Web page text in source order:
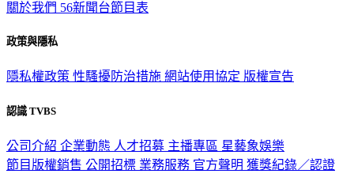
關於我們 56新聞台節目表
政策與隱私
隱私權政策 性騷擾防治措施 網站使用協定 版權宣告
認識 TVBS
公司介紹 企業動態 人才招募 主播專區 星藝象娛樂
節目版權銷售 公開招標 業務服務 官方聲明 獲獎紀錄／認證